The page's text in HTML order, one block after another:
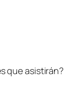
que asistirán?